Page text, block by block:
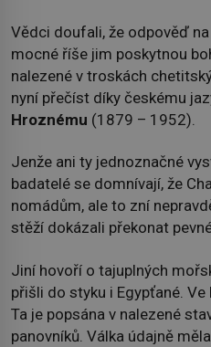
Vědci doufali, že odpověď
mocné říše jim poskytnou
nalezené v troskách
nyní přečíst díky českému
Hroznému (1879 – 1952).
Jenže ani ty jednoznačné
badatelé se domnívají, že
nomádům, ale to zní
stěží dokázali překonat
Jiní hovoří o tajuplných
přišli do styku i Egypťané. Ve
Ta je popsána v nalezené
panovníků. Válka údajně